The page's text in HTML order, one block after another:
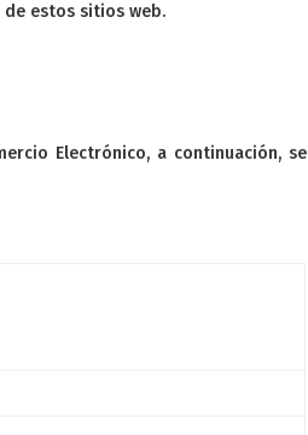
estos sitios web.
Electrónico, a continuación, se